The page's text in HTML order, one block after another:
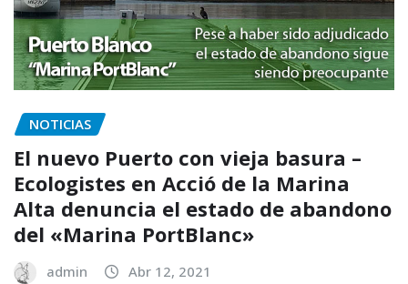
NOTICIAS
El nuevo Puerto con vieja basura –
Ecologistes en Acció de la Marina
Alta denuncia el estado de abandono
del «Marina PortBlanc»
admin Abr 12, 2021